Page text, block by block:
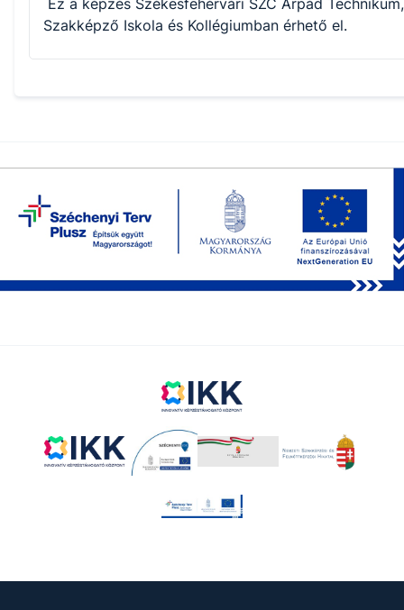
Ez a képzés Székesfehérvári SZC Árpád Technikum,
Szakképző Iskola és Kollégiumban érhető el.